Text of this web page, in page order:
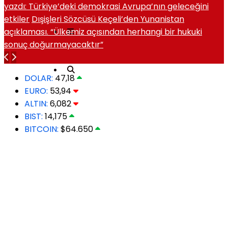
yazdı: Türkiye’deki demokrasi Avrupa’nın geleceğini
etkiler Dışişleri Sözcüsü Keçeli’den Yunanistan
açıklaması. “Ülkemiz açısından herhangi bir hukuki
sonuç doğurmayacaktır”
DOLAR: 47,18
EURO: 53,94
ALTIN: 6,082
BIST: 14,175
BITCOIN: $64.650